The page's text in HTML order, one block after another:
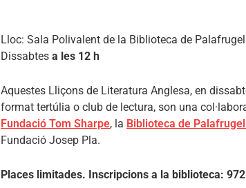
Lloc: Sala Polivalent de la Biblioteca de Palafrugell
Dissabtes a les 12 h
Aquestes Lliçons de Literatura Anglesa, en
format tertúlia o club de lectura, son una
Fundació Tom Sharpe, la Biblioteca de
Fundació Josep Pla.
Places limitades. Inscripcions a la biblioteca: